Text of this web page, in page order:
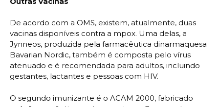
De acordo com a OMS, existem, atualmente, duas
vacinas disponíveis contra a mpox. Uma delas, a
Jynneos, produzida pela farmacêutica dinarmaquesa
Bavarian Nordic, também é composta pelo vírus
atenuado e é recomendada para adultos, incluindo
gestantes, lactantes e pessoas com HIV.
O segundo imunizante é o ACAM 2000, fabricado